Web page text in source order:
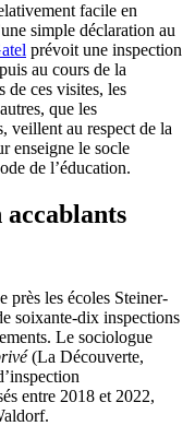
facile en
simple déclaration au
prévoit une inspection
au cours de la
de ces visites, les
que les
veillent au respect de la
enseigne le socle
de l’éducation.
accablants
près les écoles Steiner-
soixante-dix inspections
Le sociologue
(La Découverte,
entre 2018 et 2022,